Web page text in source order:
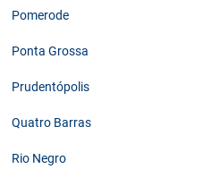
Pomerode
Ponta Grossa
Prudentópolis
Quatro Barras
Rio Negro